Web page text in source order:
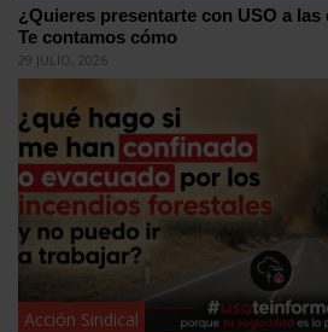
¿Quieres presentarte con USO a
Te contamos cómo
29 JULIO, 2026
Acción Sindical